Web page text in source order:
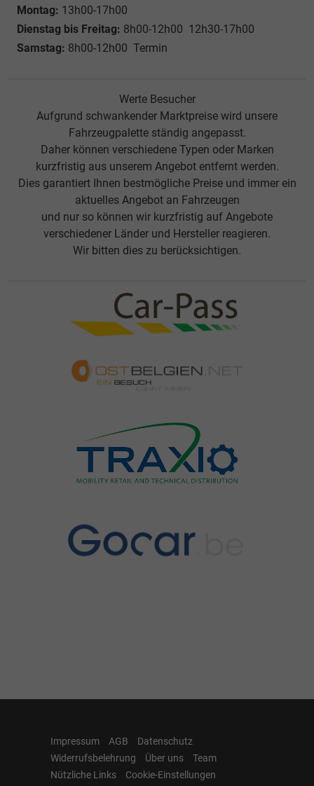
Montag: 13h00-17h00
Dienstag bis Freitag: 8h00-12h00 12h30-17h00
Samstag: 8h00-12h00 Termin
Werte Besucher
Aufgrund schwankender Marktpreise wird unsere
Fahrzeugpalette ständig angepasst.
Daher können verschiedene Typen oder Marken
kurzfristig aus unserem Angebot entfernt werden.
Dies garantiert Ihnen bestmögliche Preise und immer ein
aktuelles Angebot an Fahrzeugen
und nur so können wir kurzfristig auf Angebote
verschiedener Länder und Hersteller reagieren.
Wir bitten dies zu berücksichtigen.
Impressum AGB
Datenschutz
Widerrufsbelehrung
Über uns
Team
Nützliche Links
Cookie-Einstellungen